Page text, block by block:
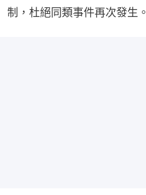
制，杜絕同類事件再次發生。